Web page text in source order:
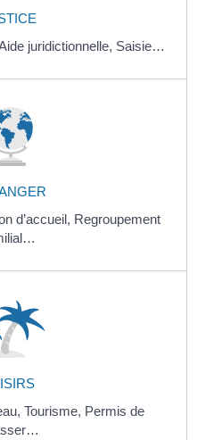
juridictionnelle, Saisie…
d’accueil, Regroupement
Tourisme, Permis de